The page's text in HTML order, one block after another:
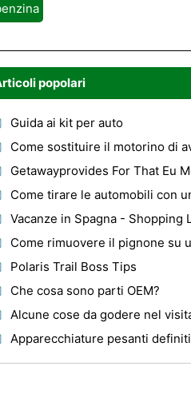
popolari
Guida ai kit per auto
Polaris Trail Boss Tips
Che cosa sono parti OEM?
Apparecchiature pesanti definiti